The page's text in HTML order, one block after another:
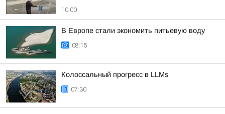
10:00
В Европе стали экономить питьевую воду
08:15
Колоссальный прогресс в LLMs
07:30